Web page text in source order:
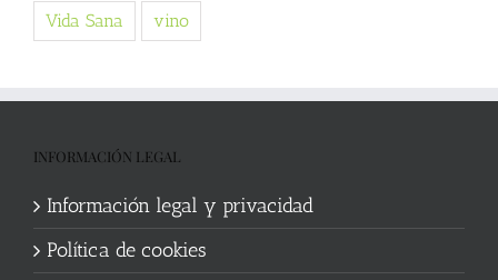
Vida Sana vino
INFORMACIÓN LEGAL
Información legal y privacidad
Política de cookies